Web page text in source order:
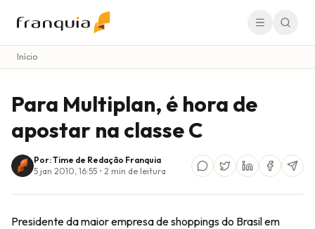
Início
Para Multiplan, é hora de
apostar na classe C
Por: Time de Redação Franquia
5 jan 2010, 16:55 • 2 min de leitura
Presidente da maior empresa de shoppings do Brasil em